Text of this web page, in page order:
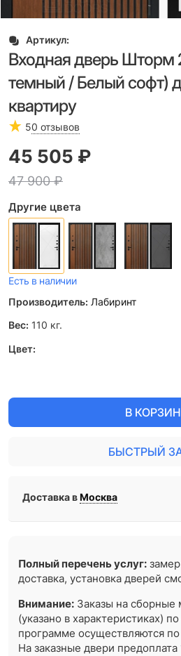
Артикул:
Входная дверь Шторм
темный / Белый софт)
квартиру
50 отзывов
47 900 ₽
45 505 ₽
Другие цвета
Есть в наличии
Производитель: Лабиринт
Вес: 110 кг.
Цвет:
В
БЫСТРЫЙ
Доставка вМосква
Полный перечень услуг:
доставка, установка дверей
Внимание: Заказы на сборные
(указано в характеристиках)
программе осуществляются
На заказные двери предоплата